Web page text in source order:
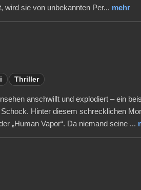
wird sie von unbekannten Per... mehr
Thriller
anschwillt und explodiert – ein
Hinter diesem schrecklichen
„Human Vapor“. Da niemand seine ...